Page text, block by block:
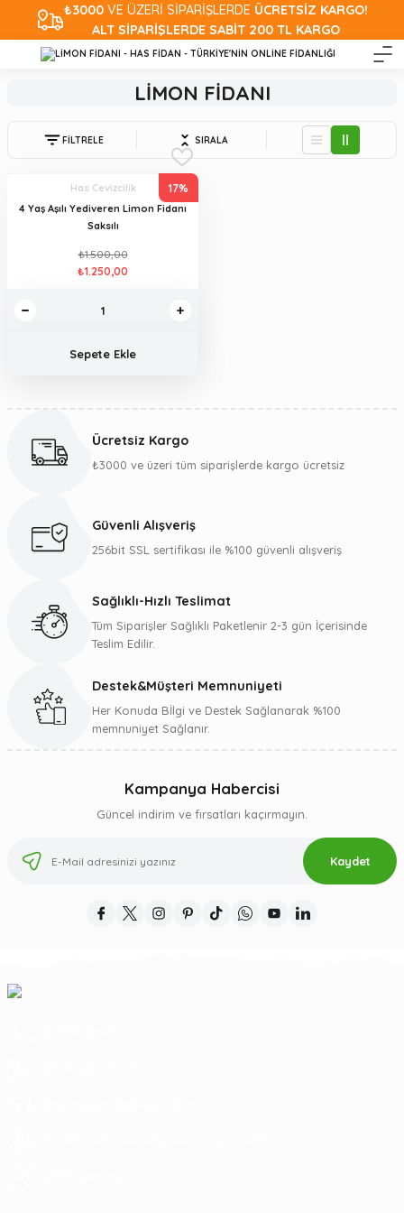
₺3000VE ÜZERİ SİPARİŞLERDE ÜCRETSİZ KARGO!
ALT SİPARİŞLERDE SABİT 200 TL KARGO
LİMON FİDANI
FİLTRELE SIRALA
17%
Has Cevizcilik
4 Yaş Aşılı Yediveren Limon Fidanı
Saksılı
₺1.500,00
₺1.250,00
Sepete Ekle
Ücretsiz Kargo
₺3000 ve üzeri tüm siparişlerde kargo ücretsiz
Güvenli Alışveriş
256bit SSL sertifikası ile %100 güvenli alışveriş
Sağlıklı-Hızlı Teslimat
Tüm Siparişler Sağlıklı Paketlenir 2-3 gün İçerisinde
Teslim Edilir.
Destek&Müşteri Memnuniyeti
Her Konuda Bİlgi ve Destek Sağlanarak %100
memnuniyet Sağlanır.
Kampanya Habercisi
Güncel indirim ve fırsatları kaçırmayın.
Kaydet